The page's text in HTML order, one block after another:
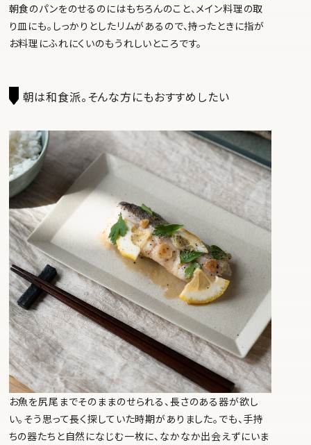
朝食のパンをのせるのにはもちろんのこと、メイン料理の取
り皿にも。しっかりとしたリムがあるので、持ったときに指が
お料理にふれにくいのもうれしいところです。
朝は和食派。そんな方にもおすすめしたい
お魚を尻尾までそのままのせられる、長さのある器が欲し
い。そう思って長く探していた時期がありました。でも、手持
ちの器たちと自然になじむ一枚に、なかなか出会えずにいま